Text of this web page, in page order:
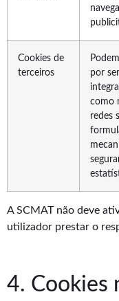
Cookies de
terceiros
por
como
redes
A SCMAT não deve
utilizador prestar o
4. Cookies